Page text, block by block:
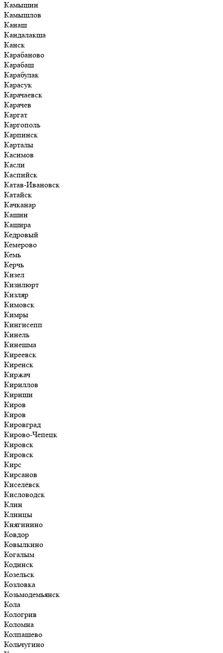
Камышин
Камышлов
Канаш
Кандалакша
Канск
Карабаново
Карабаш
Карабулак
Карасук
Карачаевск
Карачев
Каргат
Каргополь
Карпинск
Карталы
Касимов
Касли
Каспийск
Катав-Ивановск
Катайск
Качканар
Кашин
Кашира
Кедровый
Кемерово
Кемь
Керчь
Кизел
Кизилюрт
Кизляр
Кимовск
Кимры
Кингисепп
Кинель
Кинешма
Киреевск
Киренск
Киржач
Кириллов
Кириши
Киров
Киров
Кировград
Кирово-Чепецк
Кировск
Кировск
Кирс
Кирсанов
Киселёвск
Кисловодск
Клин
Клинцы
Княгинино
Ковдор
Ковылкино
Когалым
Кодинск
Козельск
Козловка
Козьмодемьянск
Кола
Кологрив
Коломна
Колпашево
Кольчугино